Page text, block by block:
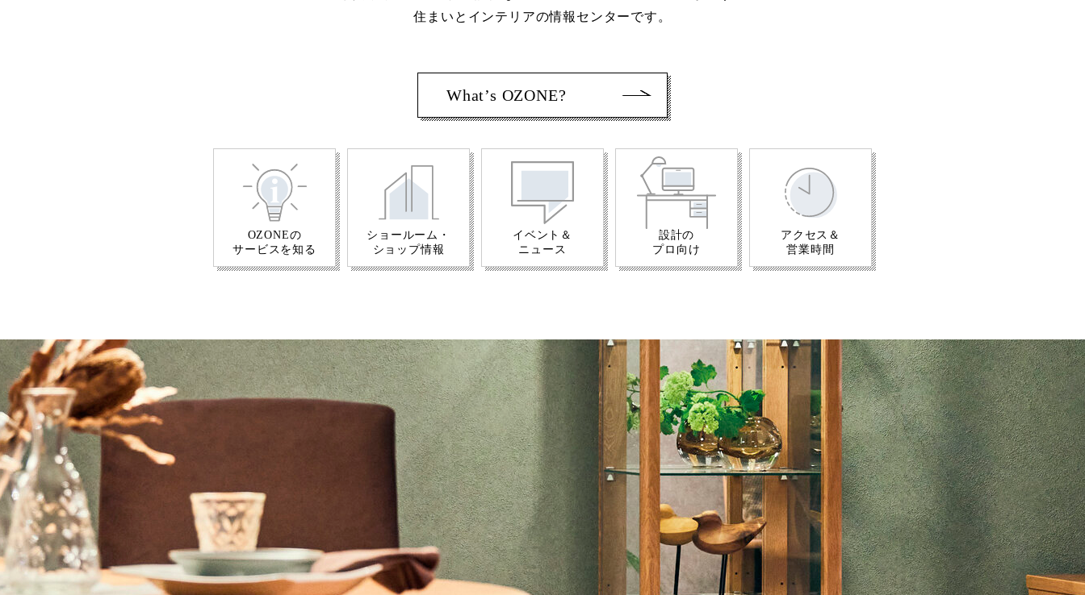
住まいとインテリアの情報センターです。
What’s OZONE?
OZONEの
サービスを知る
ショールーム・
ショップ情報
イベント＆
ニュース
設計の
プロ向け
アクセス＆
営業時間